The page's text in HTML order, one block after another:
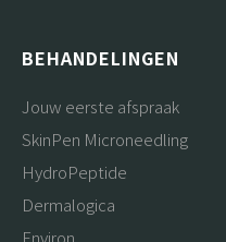
BEHANDELINGEN
Jouw eerste afspraak
SkinPen Microneedling
HydroPeptide
Dermalogica
Environ